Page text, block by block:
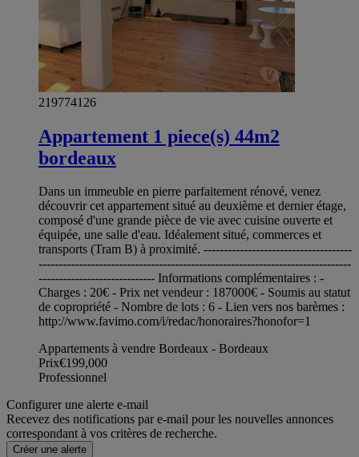
219774126
Appartement 1 piece(s) 44m2
bordeaux
Dans un immeuble en pierre parfaitement rénové, venez
découvrir cet appartement situé au deuxième et dernier étage,
composé d'une grande pièce de vie avec cuisine ouverte et
équipée, une salle d'eau. Idéalement situé, commerces et
transports (Tram B) à proximité. -------------------------------------
------------------------------------------------------------------------------
----------------------------- Informations complémentaires : -
Charges : 20€ - Prix net vendeur : 187000€ - Soumis au statut
de copropriété - Nombre de lots : 6 - Lien vers nos barèmes :
http://www.favimo.com/i/redac/honoraires?honofor=1
Appartements à vendre Bordeaux - Bordeaux
Prix€199,000
Professionnel
Configurer une alerte e-mail
Recevez des notifications par e-mail pour les nouvelles annonces
correspondant à vos critères de recherche.
Créer une alerte